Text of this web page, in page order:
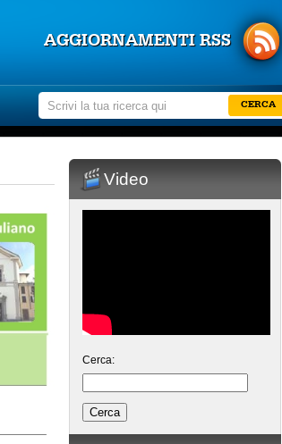
AGGIORNAMENTI RSS
Video
Cerca: